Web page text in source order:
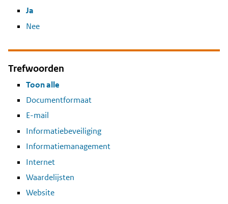
Ja
Nee
Trefwoorden
Toon alle
Documentformaat
E-mail
Informatiebeveiliging
Informatiemanagement
Internet
Waardelijsten
Website